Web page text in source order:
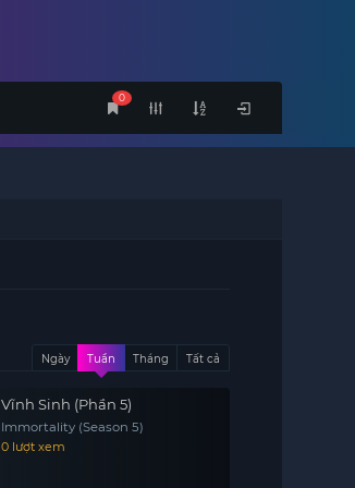
0
Ngày Tuần Tháng Tất cả
Vĩnh Sinh (Phần 5)
Immortality (Season 5)
0 lượt xem